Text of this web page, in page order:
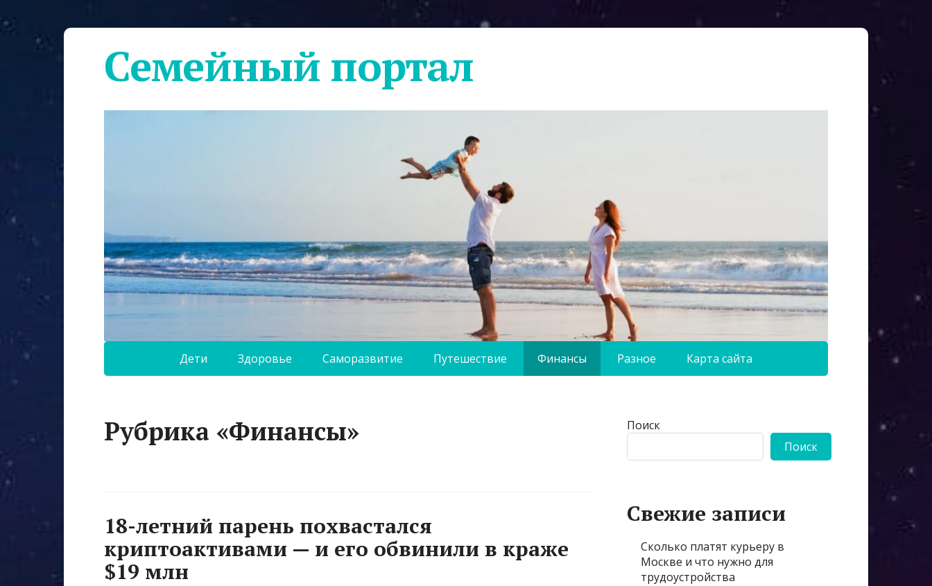
Семейный портал
Дети Здоровье Саморазвитие Путешествие Финансы Разное Карта сайта
Рубрика «Финансы»
18-летний парень похвастался
криптоактивами — и его обвинили в краже
$19 млн
Поиск
Поиск
Свежие записи
Сколько платят курьеру в
Москве и что нужно для
трудоустройства